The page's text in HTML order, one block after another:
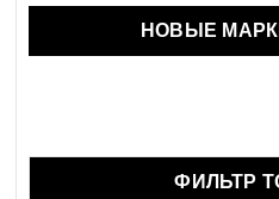
НОВЫЕ
ФИЛЬТР